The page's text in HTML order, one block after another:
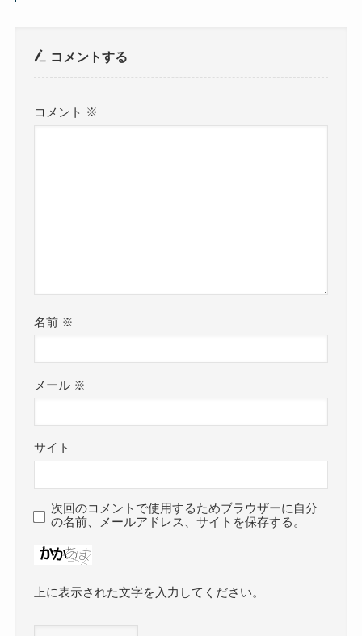
コメントする
コメント ※
名前 ※
メール ※
サイト
次回のコメントで使用するためブラウザーに自分
の名前、メールアドレス、サイトを保存する。
上に表示された文字を入力してください。